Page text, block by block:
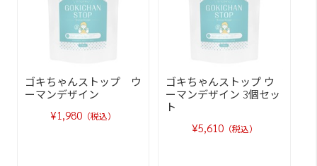
ゴキちゃんストップ ウ
ーマンデザイン
¥1,980 （税込）
ゴキちゃんストップ ウ
ーマンデザイン 3個セッ
ト
¥5,610（税込）